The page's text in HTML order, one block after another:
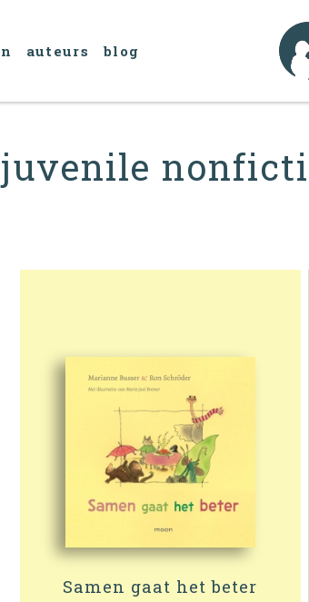
auteurs blog
juvenile
Samen gaat het beter